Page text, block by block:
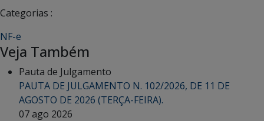
Categorias :
NF-e
Veja Também
Pauta de Julgamento
PAUTA DE JULGAMENTO N. 102/2026, DE 11 DE
AGOSTO DE 2026 (TERÇA-FEIRA).
07 ago 2026